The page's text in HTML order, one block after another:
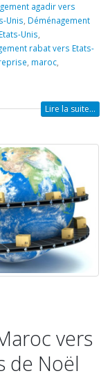
agadir vers
Unis, Déménagement
Unis,
rabat vers Etats-
, maroc,
Lire la suite...
vers
de Noël